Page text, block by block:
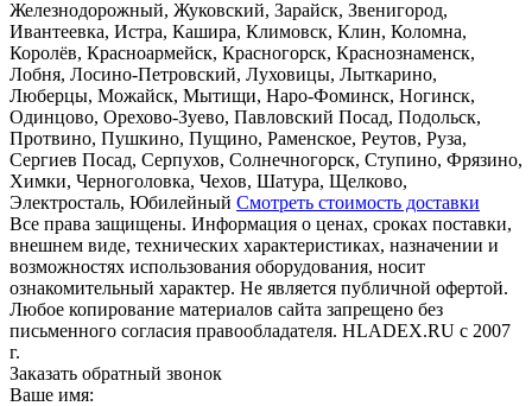
Железнодорожный, Жуковский, Зарайск, Звенигород,
Ивантеевка, Истра, Кашира, Климовск, Клин, Коломна,
Королёв, Красноармейск, Красногорск, Краснознаменск,
Лобня, Лосино-Петровский, Луховицы, Лыткарино,
Люберцы, Можайск, Мытищи, Наро-Фоминск, Ногинск,
Одинцово, Орехово-Зуево, Павловский Посад, Подольск,
Протвино, Пушкино, Пущино, Раменское, Реутов, Руза,
Сергиев Посад, Серпухов, Солнечногорск, Ступино, Фрязино,
Химки, Черноголовка, Чехов, Шатура, Щелково,
Электросталь, Юбилейный Смотреть стоимость доставки
Все права защищены. Информация о ценах, сроках поставки,
внешнем виде, технических характеристиках, назначении и
возможностях использования оборудования, носит
ознакомительный характер. Не является публичной офертой.
Любое копирование материалов сайта запрещено без
письменного согласия правообладателя. HLADEX.RU c 2007
г.
Заказать обратный звонок
Ваше имя: